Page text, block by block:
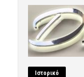
Ιστορικό